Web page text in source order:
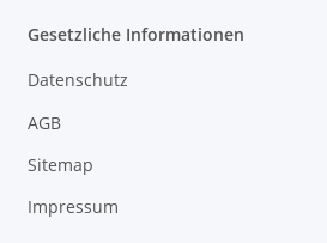
Gesetzliche Informationen
Datenschutz
AGB
Sitemap
Impressum